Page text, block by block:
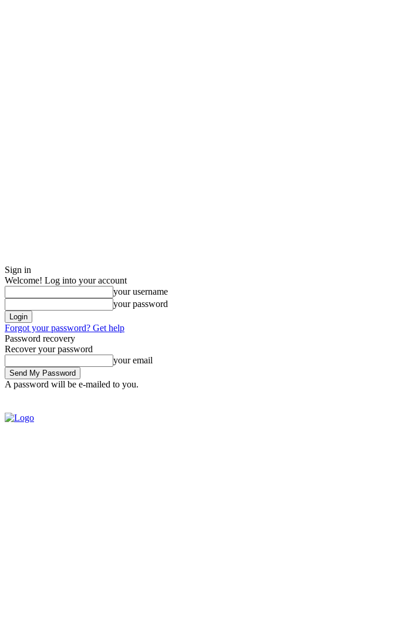
Sign in
Welcome! Log into your account
your username
your password
Forgot your password? Get help
Password recovery
Recover your password
your email
A password will be e-mailed to you.